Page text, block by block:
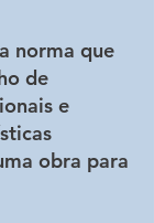
norma que
de
e
obra para